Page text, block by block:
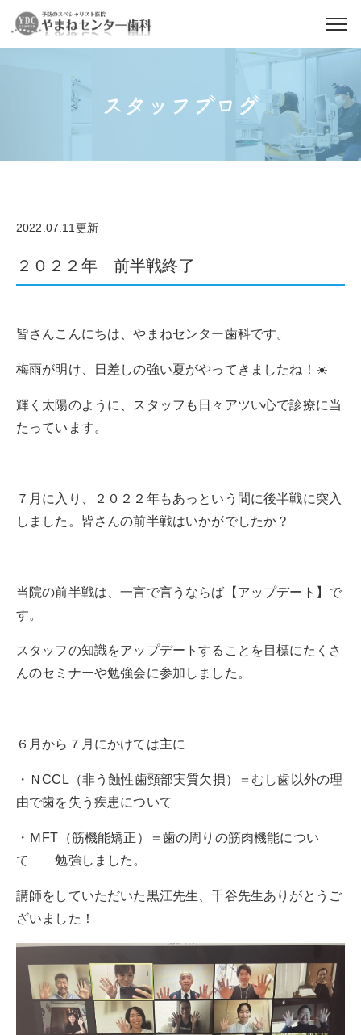
スタッフブログ
2022.07.11更新
２０２２年 前半戦終了
皆さんこんにちは、やまねセンター歯科です。
梅雨が明け、日差しの強い夏がやってきましたね！☀️
輝く太陽のように、スタッフも日々アツい心で診療に当
たっています。
７月に入り、２０２２年もあっという間に後半戦に突入
しました。皆さんの前半戦はいかがでしたか？
当院の前半戦は、一言で言うならば【アップデート】で
す。
スタッフの知識をアップデートすることを目標にたくさ
んのセミナーや勉強会に参加しました。
６月から７月にかけては主に
・ＮCCL（非う蝕性歯頸部実質欠損）＝むし歯以外の理
由で歯を失う疾患について
・ＭFT（筋機能矯正）＝歯の周りの筋肉機能につい
て 勉強しました。
講師をしていただいた黒江先生、千谷先生ありがとうご
ざいました！